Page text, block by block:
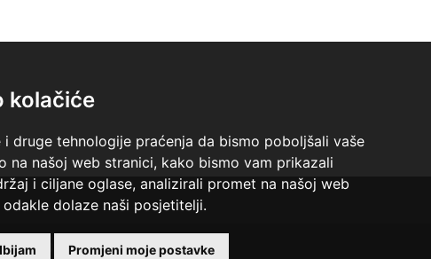
kolačiće
i druge tehnologije praćenja da bismo poboljšali vaše
na našoj web stranici, kako bismo vam prikazali
i ciljane oglase, analizirali promet na našoj web
dolaze naši posjetitelji.
Promjeni moje postavke
Broj tel: 064/600-600
tel:0,93€ - mob:1,12€ min
VESNA / Kod 05
numerologija, anđeoski i ljubavni tarot, visak, yi ching,
od +18 godina.